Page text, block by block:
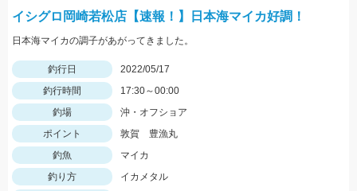
イシグロ岡崎若松店【速報！】日本海マイカ好調！
日本海マイカの調子があがってきました。
釣行日
2022/05/17
釣行時間
17:30～00:00
釣場
沖・オフショア
ポイント
敦賀 豊漁丸
釣魚
マイカ
釣り方
イカメタル